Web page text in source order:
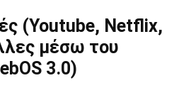
(Youtube, Netflix,
μέσω του
3.0)